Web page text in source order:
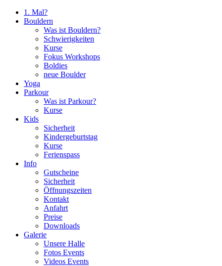
1. Mal?
Bouldern
Was ist Bouldern?
Schwierigkeiten
Kurse
Fokus Workshops
Boldies
neue Boulder
Yoga
Parkour
Was ist Parkour?
Kurse
Kids
Sicherheit
Kindergeburtstag
Kurse
Ferienspass
Info
Gutscheine
Sicherheit
Öffnungszeiten
Kontakt
Anfahrt
Preise
Downloads
Galerie
Unsere Halle
Fotos Events
Videos Events